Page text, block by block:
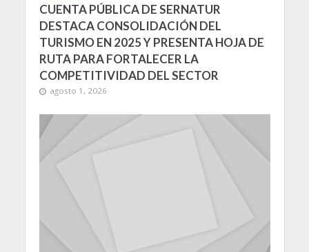
CUENTA PÚBLICA DE SERNATUR
DESTACA CONSOLIDACIÓN DEL
TURISMO EN 2025 Y PRESENTA HOJA DE
RUTA PARA FORTALECER LA
COMPETITIVIDAD DEL SECTOR
agosto 1, 2026